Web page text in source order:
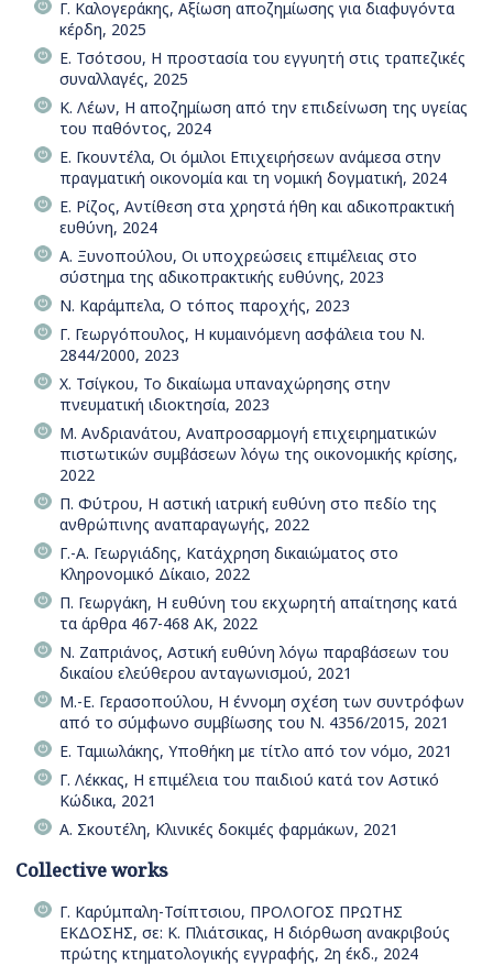
Γ. Καλογεράκης, Αξίωση αποζημίωσης για διαφυγόντα
κέρδη, 2025
Ε. Τσότσου, Η προστασία του εγγυητή στις τραπεζικές
συναλλαγές, 2025
Κ. Λέων, Η αποζημίωση από την επιδείνωση της υγείας
του παθόντος, 2024
Ε. Γκουντέλα, Οι όμιλοι Επιχειρήσεων ανάμεσα στην
πραγματική οικονομία και τη νομική δογματική, 2024
Ε. Ρίζος, Αντίθεση στα χρηστά ήθη και αδικοπρακτική
ευθύνη, 2024
Α. Ξυνοπούλου, Οι υποχρεώσεις επιμέλειας στο
σύστημα της αδικοπρακτικής ευθύνης, 2023
Ν. Καράμπελα, Ο τόπος παροχής, 2023
Γ. Γεωργόπουλος, Η κυμαινόμενη ασφάλεια του Ν.
2844/2000, 2023
Χ. Τσίγκου, Το δικαίωμα υπαναχώρησης στην
πνευματική ιδιοκτησία, 2023
Μ. Ανδριανάτου, Αναπροσαρμογή επιχειρηματικών
πιστωτικών συμβάσεων λόγω της οικονομικής κρίσης,
2022
Π. Φύτρου, Η αστική ιατρική ευθύνη στο πεδίο της
ανθρώπινης αναπαραγωγής, 2022
Γ.-Α. Γεωργιάδης, Κατάχρηση δικαιώματος στο
Κληρονομικό Δίκαιο, 2022
Π. Γεωργάκη, Η ευθύνη του εκχωρητή απαίτησης κατά
τα άρθρα 467-468 ΑΚ, 2022
Ν. Ζαπριάνος, Αστική ευθύνη λόγω παραβάσεων του
δικαίου ελεύθερου ανταγωνισμού, 2021
Μ.-Ε. Γερασοπούλου, Η έννομη σχέση των συντρόφων
από το σύμφωνο συμβίωσης του Ν. 4356/2015, 2021
Ε. Ταμιωλάκης, Υποθήκη με τίτλο από τον νόμο, 2021
Γ. Λέκκας, Η επιμέλεια του παιδιού κατά τον Αστικό
Κώδικα, 2021
Α. Σκουτέλη, Κλινικές δοκιμές φαρμάκων, 2021
Collective works
Γ. Καρύμπαλη-Τσίπτσιου, ΠΡΟΛΟΓΟΣ ΠΡΩΤΗΣ
ΕΚΔΟΣΗΣ, σε: Κ. Πλιάτσικας, Η διόρθωση ανακριβούς
πρώτης κτηματολογικής εγγραφής, 2η έκδ., 2024